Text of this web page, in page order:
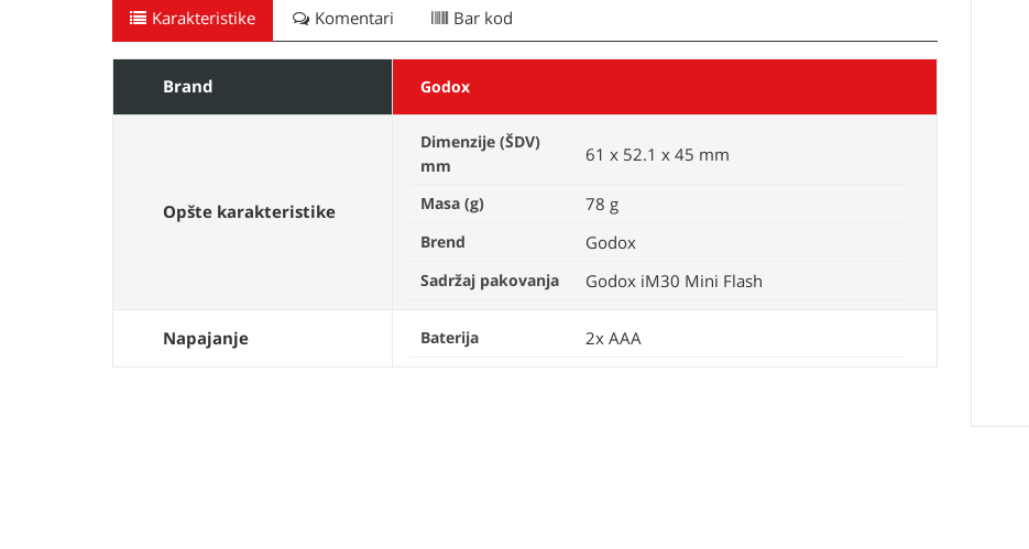
Karakteristike Komentari Bar kod
Brand Godox
Opšte karakteristike
Dimenzije (ŠDV)
mm
61 x 52.1 x 45 mm
Masa (g) 78 g
Brend Godox
Sadržaj pakovanja Godox iM30 Mini Flash
Napajanje Baterija 2x AAA